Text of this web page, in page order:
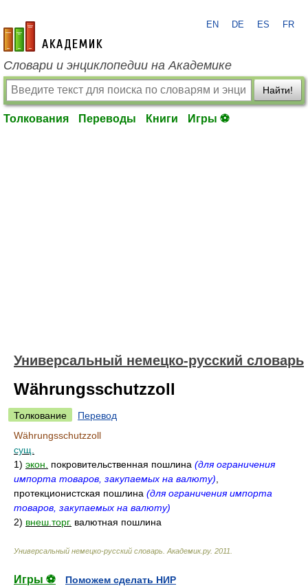
academic.ru
EN DE ES FR
Словари и энциклопедии на Академике
Найти!
Толкования Переводы Книги Игры ⚽
Универсальный немецко-русский словарь
Währungsschutzzoll
Толкование
Перевод
Währungsschutzzoll
сущ.
1) экон. покровительственная пошлина (для ограничения
импорта товаров, закупаемых на валюту)
протекционистская пошлина (для ограничения импорта
товаров, закупаемых на валюту)
2) внеш.торг. валютная пошлина
Универсальный немецко-русский словарь Академик.ру. 2011
Игры ⚽
Поможем сделать НИР